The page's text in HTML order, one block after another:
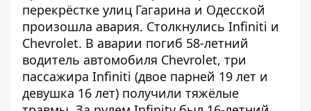
перекрёстке улиц Гагарина и Одесской
произошла авария. Столкнулись Infiniti и
Chevrolet. В аварии погиб 58-летний
водитель автомобиля Chevrolet, три
пассажира Infiniti (двое парней 19 лет и
девушка 16 лет) получили тяжёлые